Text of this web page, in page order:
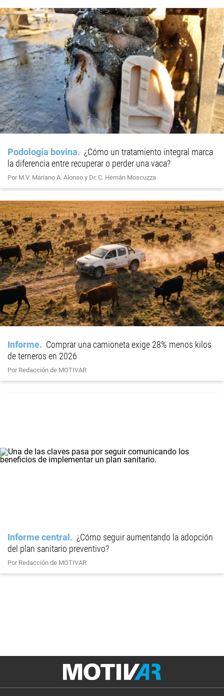
Podología bovina
¿Cómo un tratamiento integral marca
la diferencia entre recuperar o perder una vaca?
Por M.V. Mariano A. Alonso y Dr. C. Hernán Moscuzza
Informe
Comprar una camioneta exige 28% menos kilos
de terneros en 2026
Por Redacción de MOTIVAR
Informe central
¿Cómo seguir aumentando la adopción
del plan sanitario preventivo?
Por Redacción de MOTIVAR